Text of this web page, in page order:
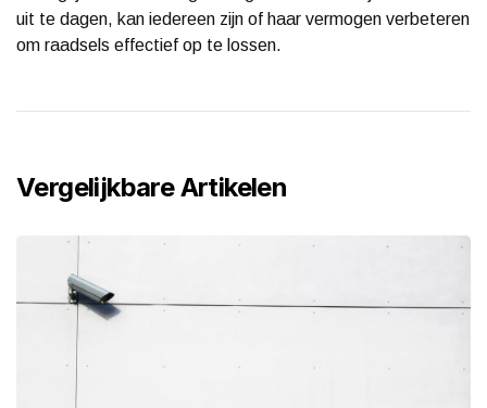
uit te dagen, kan iedereen zijn of haar vermogen verbeteren
om raadsels effectief op te lossen.
Vergelijkbare Artikelen